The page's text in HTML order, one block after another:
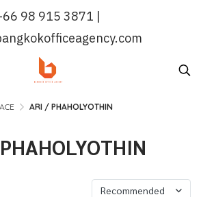
98 915 3871 |
ARI / PHAHOLYOTHIN
Recommended